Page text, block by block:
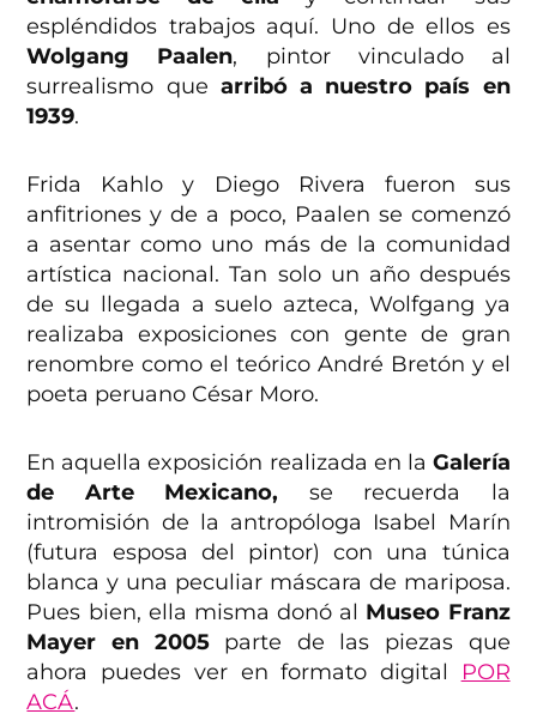
espléndidos trabajos aquí. Uno de ellos es
Wolgang Paalen, pintor vinculado al
surrealismo que arribó a nuestro país en
1939.
Frida Kahlo y Diego Rivera fueron sus
anfitriones y de a poco, Paalen se comenzó
a asentar como uno más de la comunidad
artística nacional. Tan solo un año después
de su llegada a suelo azteca, Wolfgang ya
realizaba exposiciones con gente de gran
renombre como el teórico André Bretón y el
poeta peruano César Moro.
En aquella exposición realizada en la Galería
de Arte Mexicano, se recuerda la
intromisión de la antropóloga Isabel Marín
(futura esposa del pintor) con una túnica
blanca y una peculiar máscara de mariposa.
Pues bien, ella misma donó al Museo Franz
Mayer en 2005parte de las piezas que
ahora puedes ver en formato digital
POR
ACÁ.